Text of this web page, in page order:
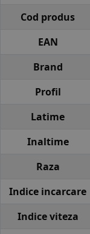
Cod produs
EAN
Brand
Profil
Latime
Inaltime
Raza
Indice incarcare
Indice viteza